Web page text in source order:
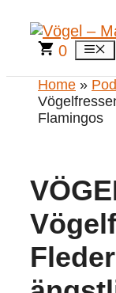
Inhalt
springen
0
Home »
Flamingos